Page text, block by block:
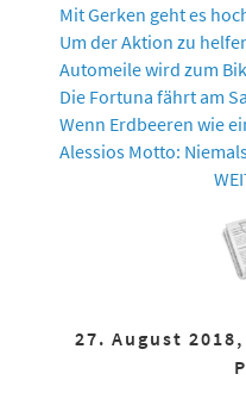
Mit Gerken geht es
Um der Aktion zu
Automeile wird zum
Die Fortuna fährt am
Wenn Erdbeeren wie
Alessios Motto:
27. August